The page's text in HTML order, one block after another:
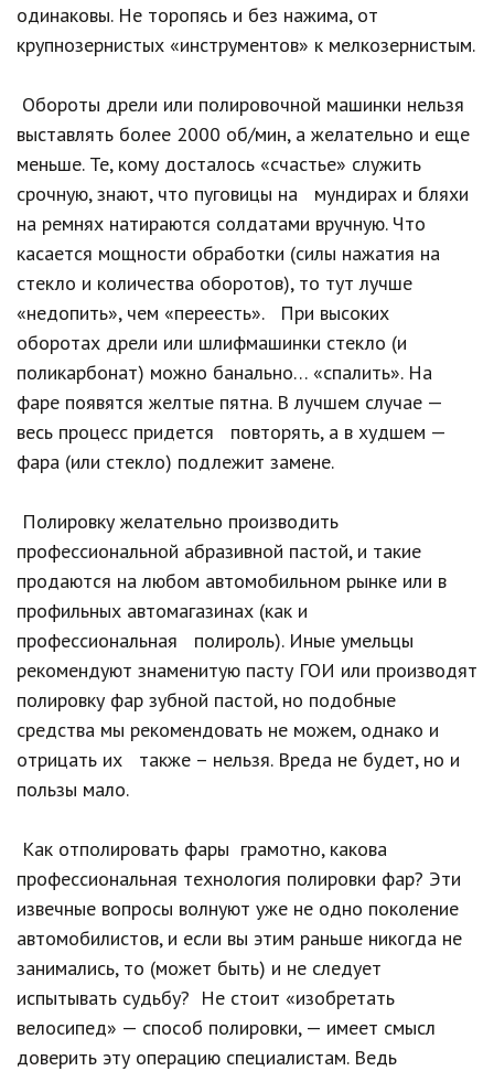
одинаковы. Не торопясь и без нажима, от
крупнозернистых «инструментов» к мелкозернистым.
Обороты дрели или полировочной машинки нельзя
выставлять более 2000 об/мин, а желательно и еще
меньше. Те, кому досталось «счастье» служить
срочную, знают, что пуговицы на мундирах и бляхи
на ремнях натираются солдатами вручную. Что
касается мощности обработки (силы нажатия на
стекло и количества оборотов), то тут лучше
«недопить», чем «переесть». При высоких
оборотах дрели или шлифмашинки стекло (и
поликарбонат) можно банально… «спалить». На
фаре появятся желтые пятна. В лучшем случае —
весь процесс придется повторять, а в худшем —
фара (или стекло) подлежит замене.
Полировку желательно производить
профессиональной абразивной пастой, и такие
продаются на любом автомобильном рынке или в
профильных автомагазинах (как и
профессиональная полироль). Иные умельцы
рекомендуют знаменитую пасту ГОИ или производят
полировку фар зубной пастой, но подобные
средства мы рекомендовать не можем, однако и
отрицать их также – нельзя. Вреда не будет, но и
пользы мало.
Как отполировать фары грамотно, какова
профессиональная технология полировки фар? Эти
извечные вопросы волнуют уже не одно поколение
автомобилистов, и если вы этим раньше никогда не
занимались, то (может быть) и не следует
испытывать судьбу? Не стоит «изобретать
велосипед» — способ полировки, — имеет смысл
доверить эту операцию специалистам. Ведь